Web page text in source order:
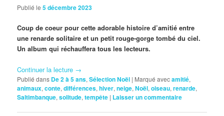
Publié le5 décembre 2023
Coup de coeur pour cette adorable histoire d’amitié entre
une renarde solitaire et un petit rouge-gorge tombé du ciel.
Un album qui réchauffera tous les lecteurs.
Continuer la lecture →
Publié dans De 2 à 5 ans,Sélection Noël | Marqué avecamitié,
animaux,conte,différences,hiver,neige,Noël,oiseau,renarde,
Saltimbanque,solitude,tempête | Laisser un commentaire